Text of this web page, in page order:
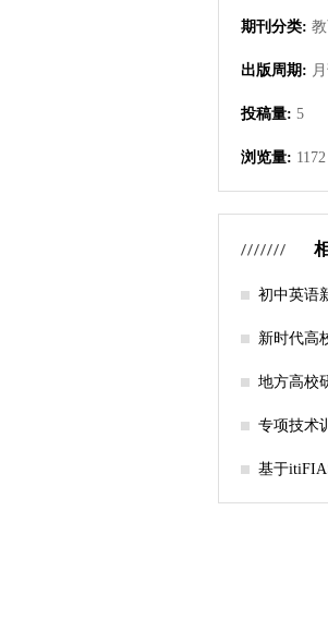
期刊分类:
出版周期:
投稿量: 5
浏览量: 1172
初中英语
新时代高
地方高校
径探析
专项技术
基于